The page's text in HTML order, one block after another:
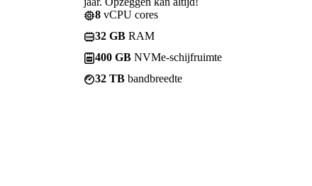
8 vCPU cores
32 GB RAM
400 GB NVMe-schijfruimte
32 TB bandbreedte